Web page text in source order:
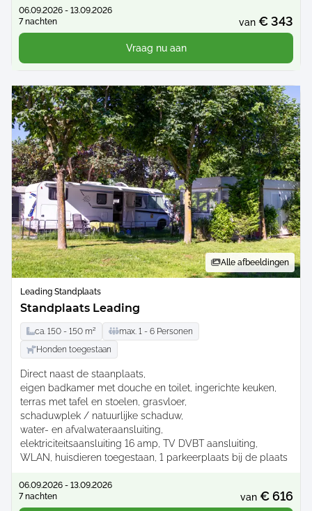
06.09.2026 - 13.09.2026
7 nachten
van € 343
Vraag nu aan
Alle afbeeldingen
Leading Standplaats
Standplaats Leading
ca. 150 - 150 m² max. 1 - 6 Personen
Honden toegestaan
Direct naast de staanplaats
eigen badkamer met douche en toilet ingerichte keuken
terras met tafel en stoelen grasvloer
schaduwplek / natuurlijke schaduw
water- en afvalwateraansluiting
elektriciteitsaansluiting 16 amp TV DVBT aansluiting
WLAN
huisdieren toegestaan 1 parkeerplaats bij de plaats
06.09.2026 - 13.09.2026
7 nachten
van € 616